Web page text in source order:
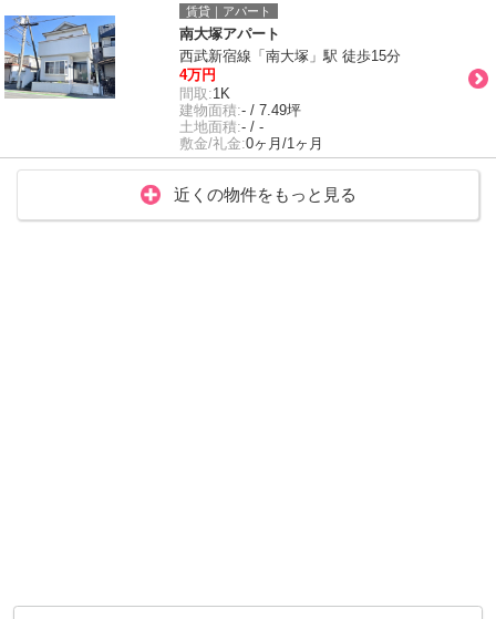
賃貸｜アパート
南大塚アパート
西武新宿線「南大塚」駅 徒歩15分
4万円
間取:1K
建物面積:- / 7.49坪
土地面積:- / -
敷金/礼金:0ヶ月/1ヶ月
近くの物件をもっと見る